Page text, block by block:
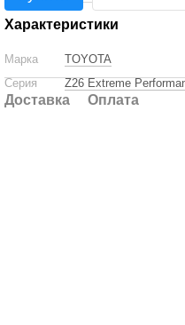
Характеристики
Марка
TOYOTA
Серия
Z26 Extreme
Доставка Оплата